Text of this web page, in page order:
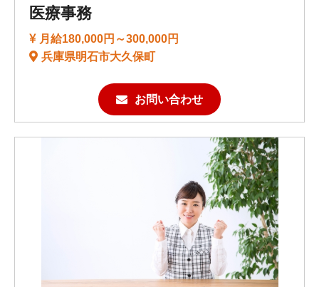
医療事務
月給180,000円～300,000円
兵庫県明石市大久保町
お問い合わせ